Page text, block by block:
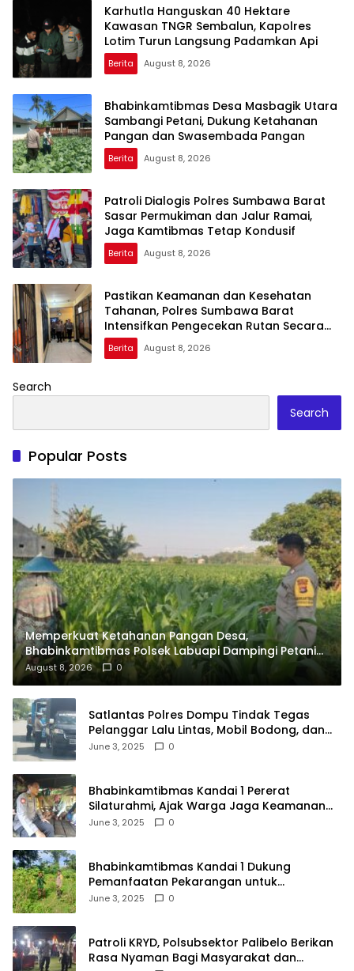
Karhutla Hanguskan 40 Hektare
Kawasan TNGR Sembalun, Kapolres
Lotim Turun Langsung Padamkan Api
Berita August 8, 2026
Bhabinkamtibmas Desa Masbagik Utara
Sambangi Petani, Dukung Ketahanan
Pangan dan Swasembada Pangan
Berita August 8, 2026
Patroli Dialogis Polres Sumbawa Barat
Sasar Permukiman dan Jalur Ramai,
Jaga Kamtibmas Tetap Kondusif
Berita August 8, 2026
Pastikan Keamanan dan Kesehatan
Tahanan, Polres Sumbawa Barat
Intensifkan Pengecekan Rutan Secara
Berkala
Berita August 8, 2026
Search
Search
Popular Posts
Memperkuat Ketahanan Pangan Desa,
Bhabinkamtibmas Polsek Labuapi Dampingi Petani
Kuranji Dalang
August 8, 2026 0
Satlantas Polres Dompu Tindak Tegas
Pelanggar Lalu Lintas, Mobil Bodong, dan
Kendaraan Tak Bayar Pajak
June 3, 2025 0
Bhabinkamtibmas Kandai 1 Pererat
Silaturahmi, Ajak Warga Jaga Keamanan
Lingkungan
June 3, 2025 0
Bhabinkamtibmas Kandai 1 Dukung
Pemanfaatan Pekarangan untuk
Ketahanan Pangan Menuju Indonesia Emas
June 3, 2025 0
Patroli KRYD, Polsubsektor Palibelo Berikan
Rasa Nyaman Bagi Masyarakat dan